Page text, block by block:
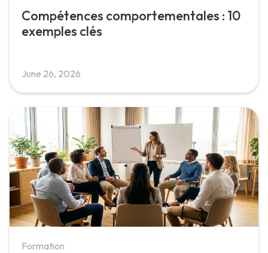
Compétences comportementales : 10
exemples clés
June 26, 2026
Formation